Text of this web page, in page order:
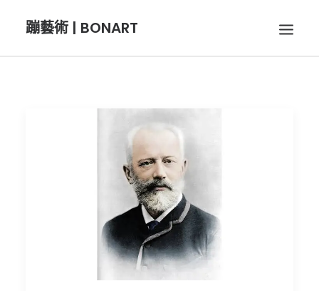
蹦藝術 | BONART
BON插畫
BON旅行